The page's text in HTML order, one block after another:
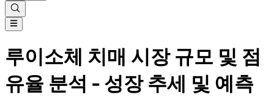
루이소체 치매 시장 규모 및 점
유율 분석 - 성장 추세 및 예측